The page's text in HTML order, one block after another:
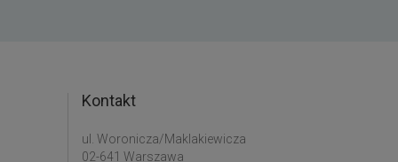
Kontakt
ul. Woronicza/Maklakiewicza
02-641 Warszawa